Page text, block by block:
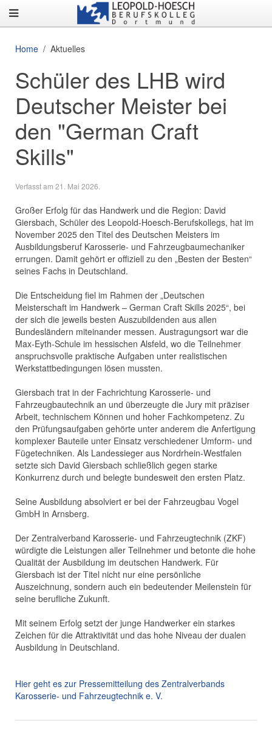
Home Aktuelles
Schüler des LHB wird
Deutscher Meister bei
den "German Craft
Skills"
Verfasst am 21. Mai 2026
Großer Erfolg für das Handwerk und die Region: David
Giersbach, Schüler des Leopold-Hoesch-Berufskollegs, hat im
November 2025 den Titel des Deutschen Meisters im
Ausbildungsberuf Karosserie- und Fahrzeugbaumechaniker
errungen. Damit gehört er offiziell zu den „Besten der Besten“
seines Fachs in Deutschland.
Die Entscheidung fiel im Rahmen der „Deutschen
Meisterschaft im Handwerk – German Craft Skills 2025“, bei
der sich die jeweils besten Auszubildenden aus allen
Bundesländern miteinander messen. Austragungsort war die
Max-Eyth-Schule im hessischen Alsfeld, wo die Teilnehmer
anspruchsvolle praktische Aufgaben unter realistischen
Werkstattbedingungen lösen mussten.
Giersbach trat in der Fachrichtung Karosserie- und
Fahrzeugbautechnik an und überzeugte die Jury mit präziser
Arbeit, technischem Können und hoher Fachkompetenz. Zu
den Prüfungsaufgaben gehörte unter anderem die Anfertigung
komplexer Bauteile unter Einsatz verschiedener Umform- und
Fügetechniken. Als Landessieger aus Nordrhein-Westfalen
setzte sich David Giersbach schließlich gegen starke
Konkurrenz durch und belegte bundesweit den ersten Platz.
Seine Ausbildung absolviert er bei der Fahrzeugbau Vogel
GmbH in Arnsberg.
Der Zentralverband Karosserie- und Fahrzeugtechnik (ZKF)
würdigte die Leistungen aller Teilnehmer und betonte die hohe
Qualität der Ausbildung im deutschen Handwerk. Für
Giersbach ist der Titel nicht nur eine persönliche
Auszeichnung, sondern auch ein bedeutender Meilenstein für
seine berufliche Zukunft.
Mit seinem Erfolg setzt der junge Handwerker ein starkes
Zeichen für die Attraktivität und das hohe Niveau der dualen
Ausbildung in Deutschland.
Hier geht es zur Pressemitteilung des Zentralverbands
Karosserie- und Fahrzeugtechnik e. V.